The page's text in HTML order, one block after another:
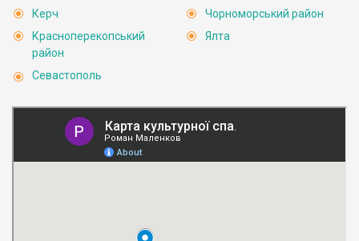
Керч
Красноперекопський
район
Севастополь
Чорноморський район
Ялта